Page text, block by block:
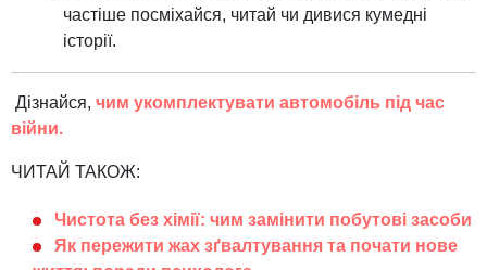
частіше посміхайся, читай чи дивися кумедні
історії.
Дізнайся, чим укомплектувати автомобіль під час
війни.
ЧИТАЙ ТАКОЖ:
Чистота без хімії: чим замінити побутові засоби
Як пережити жах зґвалтування та почати нове